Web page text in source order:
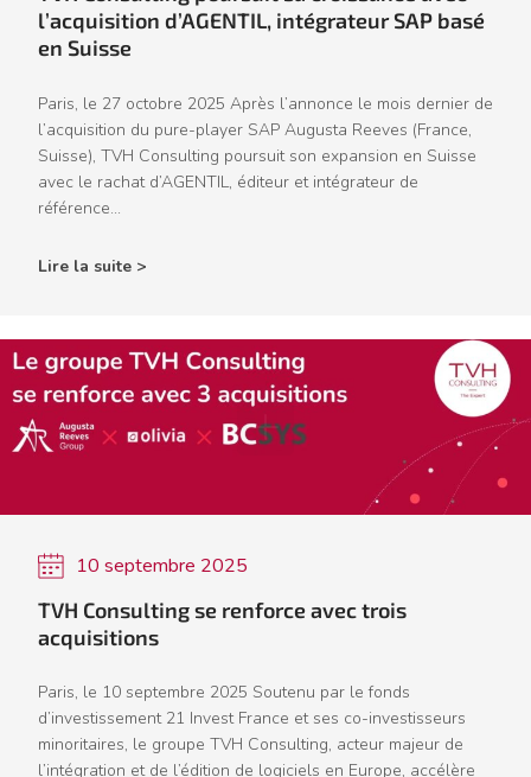
l’acquisition d’AGENTIL, intégrateur SAP basé
en Suisse
Paris, le 27 octobre 2025 Après l’annonce le mois dernier de
l’acquisition du pure-player SAP Augusta Reeves (France,
Suisse), TVH Consulting poursuit son expansion en Suisse
avec le rachat d’AGENTIL, éditeur et intégrateur de
référence...
Lire la suite >
10 septembre 2025
TVH Consulting se renforce avec trois
acquisitions
Paris, le 10 septembre 2025 Soutenu par le fonds
d’investissement 21 Invest France et ses co-investisseurs
minoritaires, le groupe TVH Consulting, acteur majeur de
l’intégration et de l’édition de logiciels en Europe, accélère